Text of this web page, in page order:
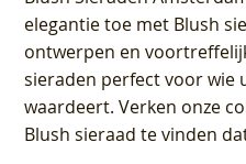
elegantie toe met Blush
ontwerpen en
sieraden perfect voor wie
waardeert. Verken onze
Blush sieraad te vinden